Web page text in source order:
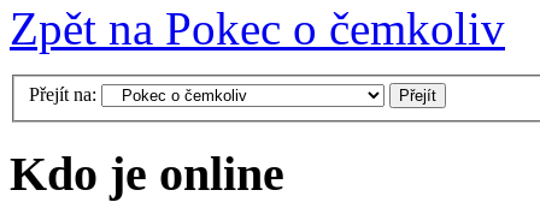
Zpět na Pokec o čemkoliv
Přejít na:
Kdo je online